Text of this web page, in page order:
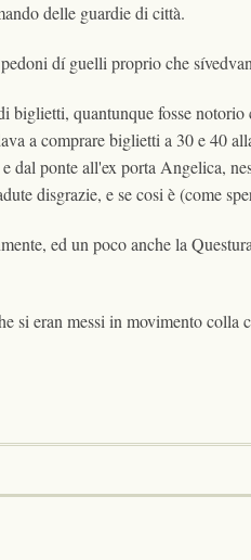
delle guardie di città.
dí guelli proprio che
quantunque fosse
a comprare biglietti a 30 e 40
dal ponte all'ex porta Angelica,
disgrazie, e se cosi è (come
ed un poco anche la
eran messi in movimento colla